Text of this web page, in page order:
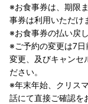
※お食事券は、期限
事券は利用いただけ
※お食事券の払い戻
※ご予約の変更は7
変更、及びキャンセ
ださい。
※年末年始、クリス
話にて直接ご確認を